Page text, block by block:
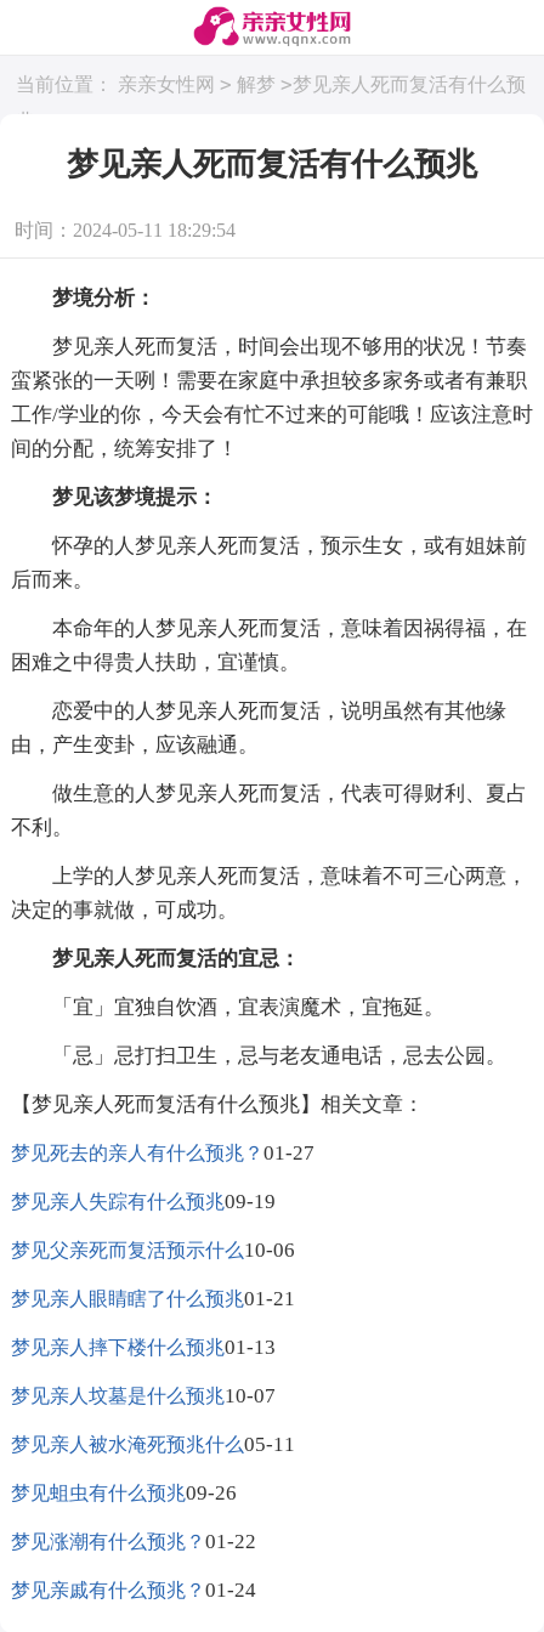
当前位置： 亲亲女性网 > 解梦 >梦见亲人死而复活有什么预
兆
梦见亲人死而复活有什么预兆
时间：2024-05-11 18:29:54
梦境分析：
梦见亲人死而复活，时间会出现不够用的状况！节奏
蛮紧张的一天咧！需要在家庭中承担较多家务或者有兼职
工作/学业的你，今天会有忙不过来的可能哦！应该注意时
间的分配，统筹安排了！
梦见该梦境提示：
怀孕的人梦见亲人死而复活，预示生女，或有姐妹前
后而来。
本命年的人梦见亲人死而复活，意味着因祸得福，在
困难之中得贵人扶助，宜谨慎。
恋爱中的人梦见亲人死而复活，说明虽然有其他缘
由，产生变卦，应该融通。
做生意的人梦见亲人死而复活，代表可得财利、夏占
不利。
上学的人梦见亲人死而复活，意味着不可三心两意，
决定的事就做，可成功。
梦见亲人死而复活的宜忌：
「宜」宜独自饮酒，宜表演魔术，宜拖延。
「忌」忌打扫卫生，忌与老友通电话，忌去公园。
【梦见亲人死而复活有什么预兆】相关文章：
梦见死去的亲人有什么预兆？ 01-27
梦见亲人失踪有什么预兆09-19
梦见父亲死而复活预示什么10-06
梦见亲人眼睛瞎了什么预兆01-21
梦见亲人摔下楼什么预兆01-13
梦见亲人坟墓是什么预兆10-07
梦见亲人被水淹死预兆什么05-11
梦见蛆虫有什么预兆09-26
梦见涨潮有什么预兆？ 01-22
梦见亲戚有什么预兆？ 01-24